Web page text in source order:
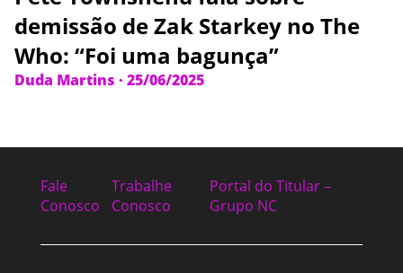
demissão de Zak Starkey no The
Who: “Foi uma bagunça”
Duda Martins · 25/06/2025
Fale
Conosco
Trabalhe
Conosco
Portal do Titular –
Grupo NC